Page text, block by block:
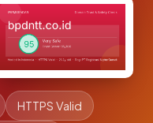
HTTPS Valid